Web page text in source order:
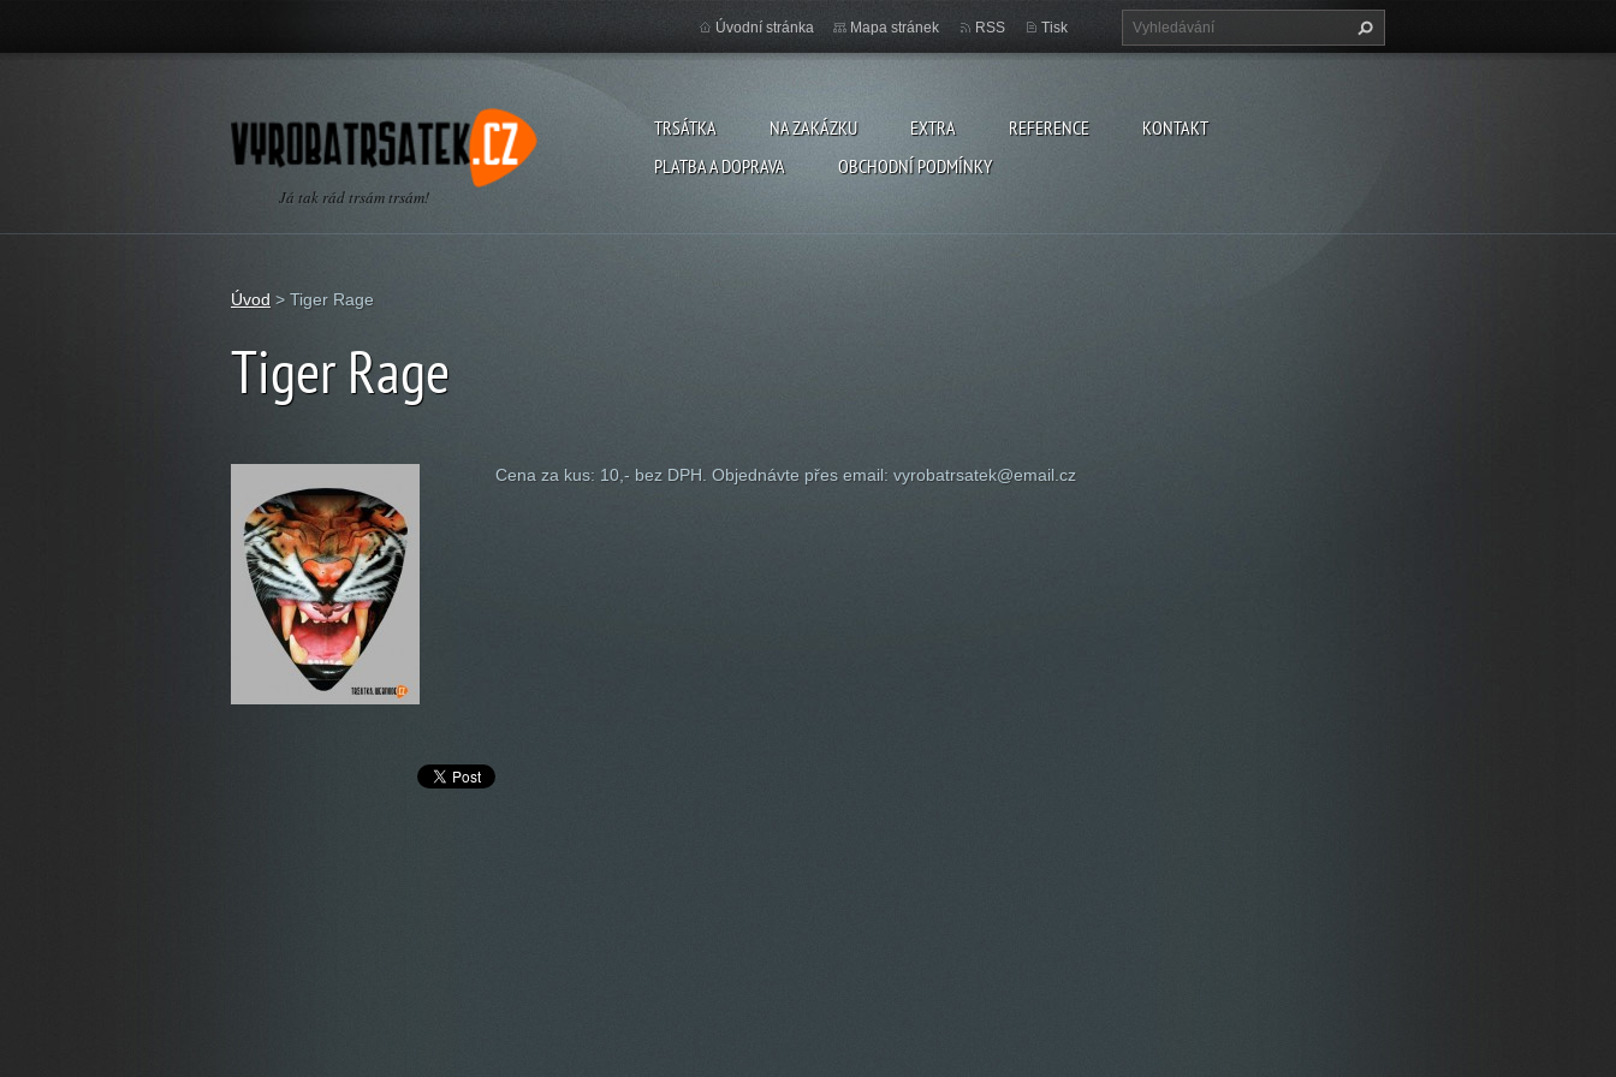
Já tak rád trsám trsám!
TRSÁTKA NA ZAKÁZKU EXTRA REFERENCE
KONTAKT
PLATBA A DOPRAVA
OBCHODNÍ PODMÍNKY
Úvodní stránka Mapa stránek RSS Tisk
Úvod > Tiger Rage
Tiger Rage
Cena za kus: 10,- bez DPH. Objednávte přes email: vyrobatrsatek@email.cz